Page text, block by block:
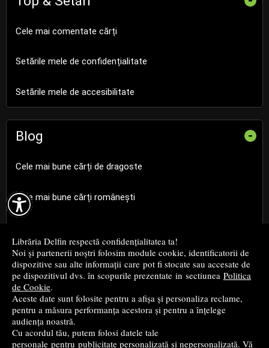

Librăria Delfin respectă confidențialitatea ta!
Noi și partenerii noștri folosim module cookie, identificatorii de
dispozitive sau alte informații care pot fi stocate sau accesate de
pe dispozitivul dvs. în scopurile prezentate in sectiunea Politica
de Cookie.
Aceste date sunt folosite pentru a afișa și personaliza reclame,
pentru a măsura performanța acestora și pentru a înțelege
audiența noastră.
Cu acordul tău, putem folosi datele tale
personale pentru publicitate personalizată și nepersonalizată. Vă
Cele mai comentate cărți
Setările mele de confidențialitate
Setările mele de accesibilitate
Blog -
Cele mai bune cărți de dragoste
Cele mai bune cărți românești
Cele mai bune cărți de istorie
Top cărți beletristică
...toate știrile